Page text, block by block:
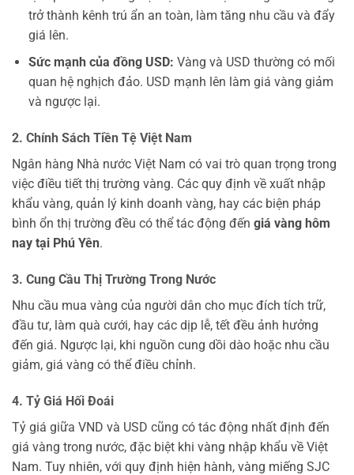
trở thành kênh trú ẩn an toàn, làm tăng nhu cầu và đẩy
giá lên.
Sức mạnh của đồng USD: Vàng và USD thường có mối
quan hệ nghịch đảo. USD mạnh lên làm giá vàng giảm
và ngược lại.
2. Chính Sách Tiền Tệ Việt Nam
Ngân hàng Nhà nước Việt Nam có vai trò quan trọng trong
việc điều tiết thị trường vàng. Các quy định về xuất nhập
khẩu vàng, quản lý kinh doanh vàng, hay các biện pháp
bình ổn thị trường đều có thể tác động đến giá vàng hôm
nay tại Phú Yên.
3. Cung Cầu Thị Trường Trong Nước
Nhu cầu mua vàng của người dân cho mục đích tích trữ,
đầu tư, làm quà cưới, hay các dịp lễ, tết đều ảnh hưởng
đến giá. Ngược lại, khi nguồn cung dồi dào hoặc nhu cầu
giảm, giá vàng có thể điều chỉnh.
4. Tỷ Giá Hối Đoái
Tỷ giá giữa VND và USD cũng có tác động nhất định đến
giá vàng trong nước, đặc biệt khi vàng nhập khẩu về Việt
Nam. Tuy nhiên, với quy định hiện hành, vàng miếng SJC